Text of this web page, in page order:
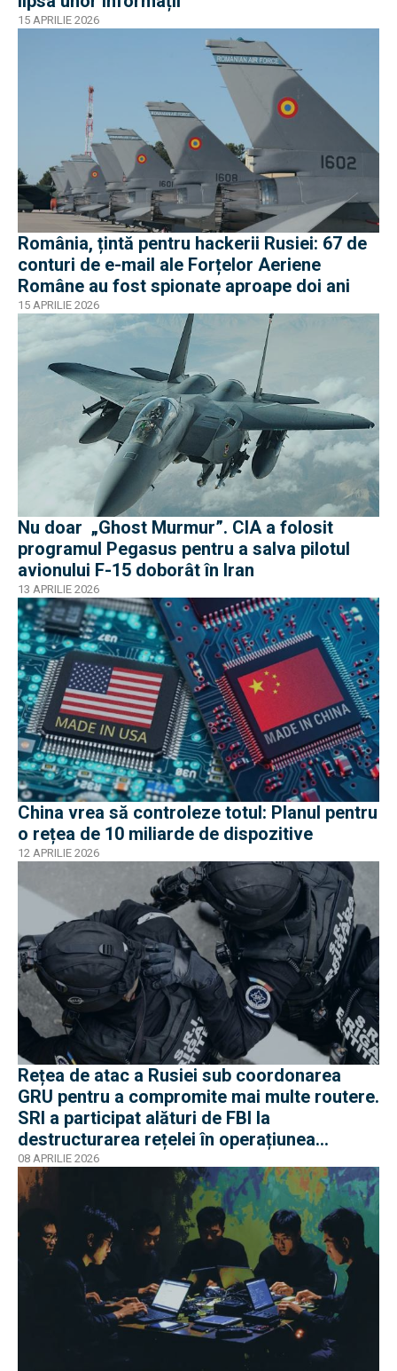
15 APRILIE 2026
România, țintă pentru hackerii Rusiei: 67 de
conturi de e-mail ale Forțelor Aeriene
Române au fost spionate aproape doi ani
15 APRILIE 2026
Nu doar „Ghost Murmur”. CIA a folosit
programul Pegasus pentru a salva pilotul
avionului F-15 doborât în Iran
13 APRILIE 2026
China vrea să controleze totul: Planul pentru
o rețea de 10 miliarde de dispozitive
12 APRILIE 2026
Rețea de atac a Rusiei sub coordonarea
GRU pentru a compromite mai multe routere.
SRI a participat alături de FBI la
destructurarea rețelei în operațiunea
Masquerade
08 APRILIE 2026